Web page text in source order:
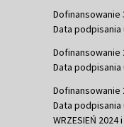
Dofinansowanie
Data podpisania
Dofinansowanie
Data podpisania
Dofinansowanie
Data
WRZESIEŃ 2024